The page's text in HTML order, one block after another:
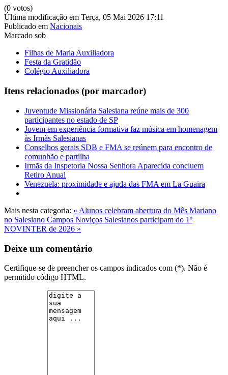
(0 votos)
Última modificação em Terça, 05 Mai 2026 17:11
Publicado em Nacionais
Marcado sob
Filhas de Maria Auxiliadora
Festa da Gratidão
Colégio Auxiliadora
Itens relacionados (por marcador)
Juventude Missionária Salesiana reúne mais de 300
participantes no estado de SP
Jovem em experiência formativa faz música em homenagem
às Irmãs Salesianas
Conselhos gerais SDB e FMA se reúnem para encontro de
comunhão e partilha
Irmãs da Inspetoria Nossa Senhora Aparecida concluem
Retiro Anual
Venezuela: proximidade e ajuda das FMA em La Guaira
Mais nesta categoria: « Alunos celebram abertura do Mês Mariano
no Salesiano Campos Noviços Salesianos participam do 1º
NOVINTER de 2026 »
Deixe um comentário
Certifique-se de preencher os campos indicados com (*). Não é
permitido código HTML.